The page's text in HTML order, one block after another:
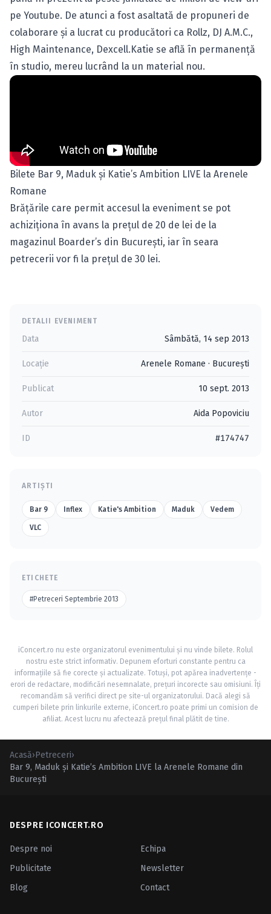
pe Youtube. De atunci a fost asaltată de propuneri de
colaborare şi a lucrat cu producători ca Rollz, DJ A.M.C.,
High Maintenance, Dexcell.Katie se află în permanenţă
în studio, mereu lucrând la un material nou.
Bilete Bar 9, Maduk şi Katie’s Ambition LIVE la Arenele
Romane
Brăţările care permit accesul la eveniment se pot
achiziţiona în avans la preţul de 20 de lei de la
magazinul Boarder’s din Bucureşti, iar în seara
petrecerii vor fi la preţul de 30 lei.
DETALII EVENIMENT
Data Sâmbătă, 14 sep 2013
Locație Arenele Romane · Bucureşti
Publicat 10 sept. 2013
Autor Aida Popoviciu
ID #174747
ARTIȘTI
Bar 9 Inflex Katie's Ambition Maduk Vedem
VLC
ETICHETE
#Petreceri Septembrie 2013
iConcert.ro nu este organizatorul evenimentului și nu vinde bilete. Rolul
nostru este strict informativ. Depunem eforturi constante pentru ca
informațiile să fie corecte și actualizate. Totuși, pot apărea inadvertențe -
erori de redactare, modificări nesemnalate, prețuri incorecte sau omisiuni. Îți
recomandăm să verifici direct pe site-ul organizatorului. Dacă alegi să
cumperi bilete prin linkurile externe, iConcert.ro poate primi un comision de
afiliat. Acest lucru nu afectează prețul final plătit de tine.
Acasă›Petreceri›
Bar 9, Maduk şi Katie’s Ambition LIVE la Arenele Romane din
Bucureşti
DESPRE ICONCERT.RO
Despre noi
Echipa
Publicitate
Newsletter
Blog
Contact